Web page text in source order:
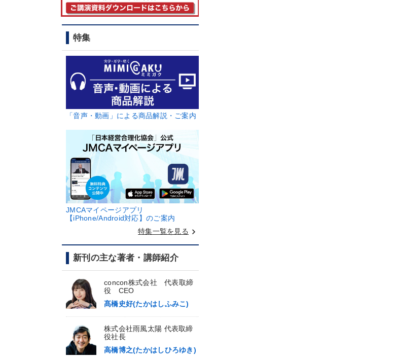
特集
「音声・動画」による商品解説・ご案内
JMCAマイページアプリ
【iPhone/Android対応】のご案内
特集一覧を見る keyboard_arrow_right
新刊の主な著者・講師紹介
concon株式会社 代表取締
役 CEO
髙橋史好(たかはしふみこ)
株式会社雨風太陽 代表取締
役社長
高橋博之(たかはしひろゆき)